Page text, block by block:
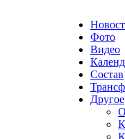
Фото
Видео
Состав
Другое